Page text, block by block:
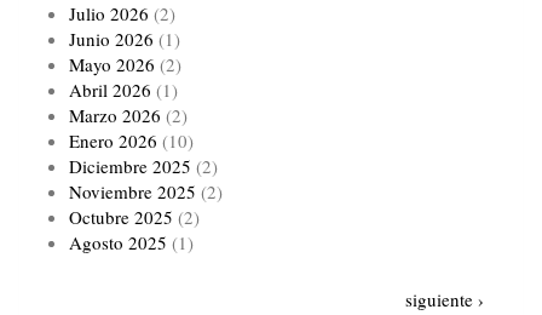
Julio 2026 (2)
Junio 2026 (1)
Mayo 2026 (2)
Abril 2026 (1)
Marzo 2026 (2)
Enero 2026 (10)
Diciembre 2025 (2)
Noviembre 2025 (2)
Octubre 2025 (2)
Agosto 2025 (1)
Siguiente
siguiente ›